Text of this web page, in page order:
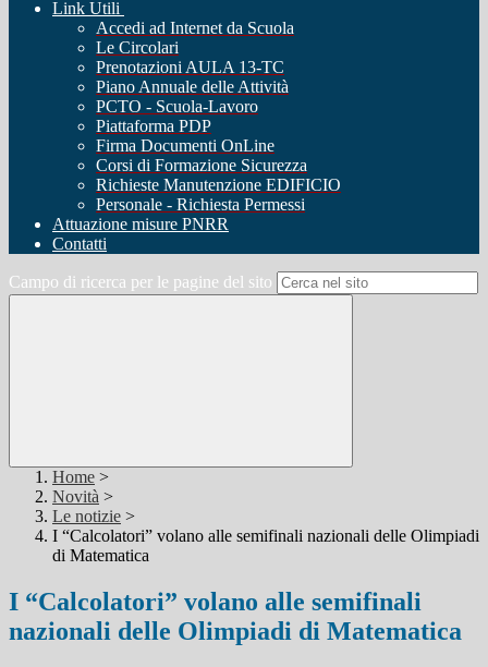
Link Utili
Accedi ad Internet da Scuola
Le Circolari
Prenotazioni AULA 13-TC
Piano Annuale delle Attività
PCTO - Scuola-Lavoro
Piattaforma PDP
Firma Documenti OnLine
Corsi di Formazione Sicurezza
Richieste Manutenzione EDIFICIO
Personale - Richiesta Permessi
Attuazione misure PNRR
Contatti
Campo di ricerca per le pagine del sito
Home >
Novità >
Le notizie >
I “Calcolatori” volano alle semifinali nazionali delle Olimpiadi
di Matematica
I “Calcolatori” volano alle semifinali
nazionali delle Olimpiadi di Matematica